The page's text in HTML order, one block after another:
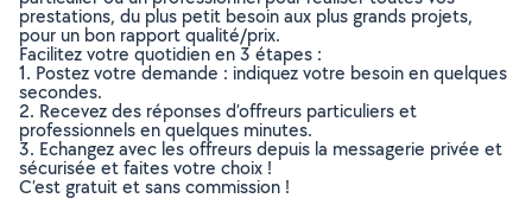
prestations, du plus petit besoin aux plus grands projets,
pour un bon rapport qualité/prix.
Facilitez votre quotidien en 3 étapes :
1. Postez votre demande : indiquez votre besoin en quelques
secondes.
2. Recevez des réponses d’offreurs particuliers et
professionnels en quelques minutes.
3. Echangez avec les offreurs depuis la messagerie privée et
sécurisée et faites votre choix !
C’est gratuit et sans commission !